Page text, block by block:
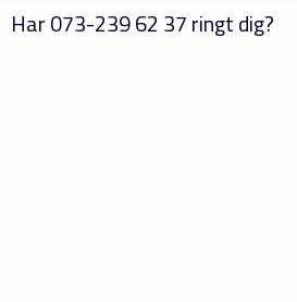
Har073-239 62 37ringt dig?